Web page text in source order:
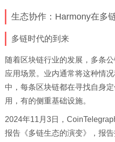
生态协作：Harmony在多
多链时代的到来
随着区块链行业的发展，多条
应用场景。业内通常将这种情
中，每条区块链都在寻找自身
用，有的侧重基础设施。
2024年11月3日，
报告《多链生态的演变》，报